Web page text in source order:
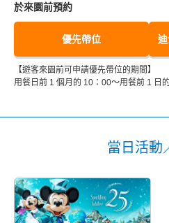
於來園前預約
優先帶位
【遊客來園前可申請優先帶位的期間】
用餐日前 1 個月的 10：00～用餐前 1 日
當日活動